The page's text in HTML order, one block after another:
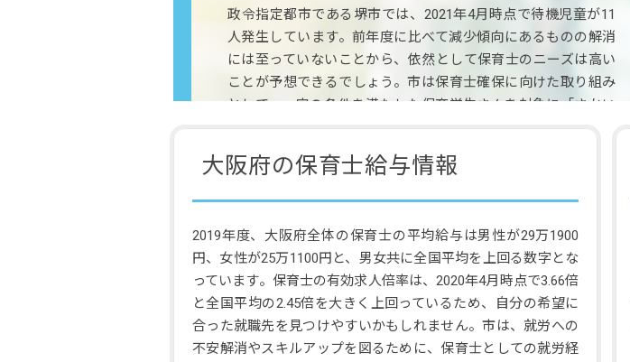
政令指定都市である堺市では、2021年4月時点で待機児童が11
人発生しています。前年度に比べて減少傾向にあるものの解消
には至っていないことから、依然として保育士のニーズは高い
ことが予想できるでしょう。市は保育士確保に向けた取り組み
として、一定の条件を満たした保育学生さんを対象に「さかい
保育士就職支援事業」を実施しています。そのため、保育士を
目指しやすいエリアといえそうです。
大阪府の保育士給与情報
2019年度、大阪府全体の保育士の平均給与は男性が29万1900
円、女性が25万1100円と、男女共に全国平均を上回る数字とな
っています。保育士の有効求人倍率は、2020年4月時点で3.66倍
と全国平均の2.45倍を大きく上回っているため、自分の希望に
合った就職先を見つけやすいかもしれません。市は、就労への
不安解消やスキルアップを図るために、保育士としての就労経